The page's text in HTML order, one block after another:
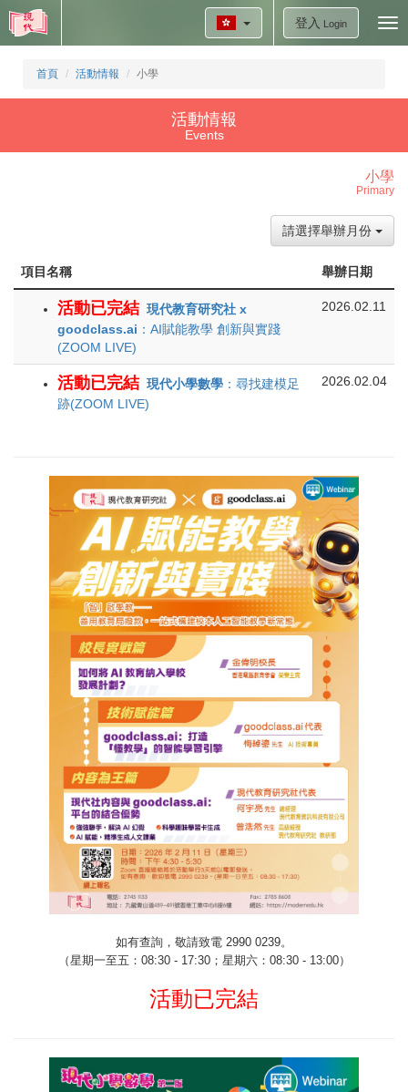
登入 Login
首頁 活動情報 小學
活動情報
Events
小學
Primary
請選擇舉辦月份
項目名稱 舉辦日期
活動已完結 現代教育研究社 x
goodclass.ai ：AI賦能教學 創新與實踐
(ZOOM LIVE)
2026.02.11
活動已完結 現代小學數學 ：尋找建模足
跡(ZOOM LIVE)
2026.02.04
如有查詢，敬請致電 2990 0239。
（星期一至五： 08:30 - 17:30；星期六： 08:30 - 13:00）
活動已完結